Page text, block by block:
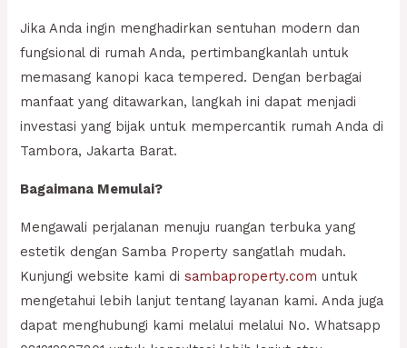
Jika Anda ingin menghadirkan sentuhan modern dan
fungsional di rumah Anda, pertimbangkanlah untuk
memasang kanopi kaca tempered. Dengan berbagai
manfaat yang ditawarkan, langkah ini dapat menjadi
investasi yang bijak untuk mempercantik rumah Anda di
Tambora, Jakarta Barat.
Bagaimana Memulai?
Mengawali perjalanan menuju ruangan terbuka yang
estetik dengan Samba Property sangatlah mudah.
Kunjungi website kami disambaproperty.com untuk
mengetahui lebih lanjut tentang layanan kami. Anda juga
dapat menghubungi kami melalui melalui No. Whatsapp